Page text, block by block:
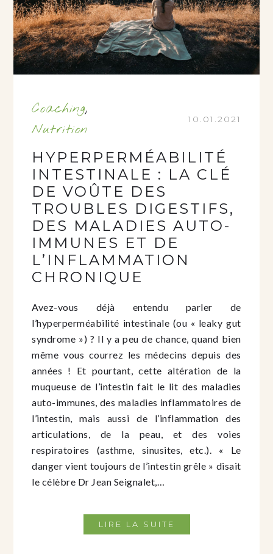
Coaching,
Nutrition
10.01.2021
HYPERPERMÉABILITÉ
INTESTINALE : LA CLÉ
DE VOÛTE DES
TROUBLES DIGESTIFS,
DES MALADIES AUTO-
IMMUNES ET DE
L’INFLAMMATION
CHRONIQUE
Avez-vous déjà entendu parler de
l’hyperperméabilité intestinale (ou « leaky gut
syndrome ») ? Il y a peu de chance, quand bien
même vous courrez les médecins depuis des
années ! Et pourtant, cette altération de la
muqueuse de l’intestin fait le lit des maladies
auto-immunes, des maladies inflammatoires de
l’intestin, mais aussi de l’inflammation des
articulations, de la peau, et des voies
respiratoires (asthme, sinusites, etc.). « Le
danger vient toujours de l’intestin grêle » disait
le célèbre Dr Jean Seignalet,…
LIRE LA SUITE